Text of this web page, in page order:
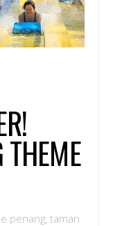
THEME
penang, taman